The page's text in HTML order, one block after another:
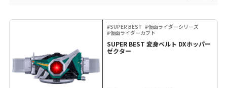
#SUPER BEST #仮面ライダーシリーズ
#仮面ライダーカブト
SUPER BEST 変身ベルト DXホッパー
ゼクター